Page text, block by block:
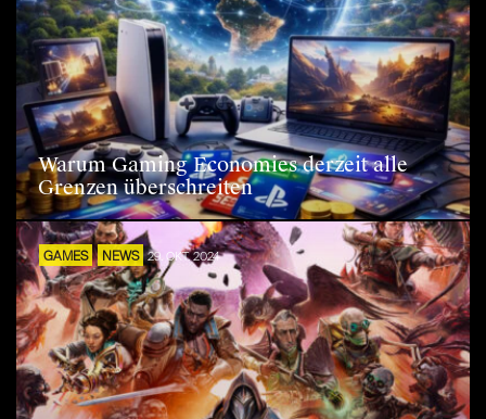
Warum Gaming Economies derzeit alle
Grenzen überschreiten
GAMES NEWS 29. OKT. 2024